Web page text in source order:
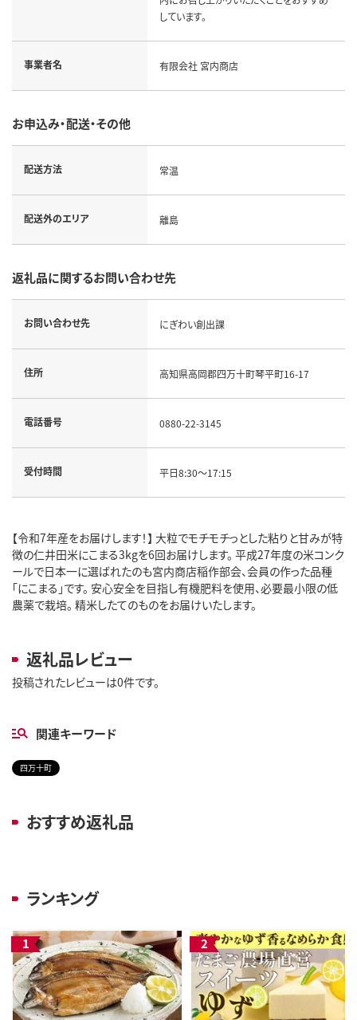
しています。
事業者名 有限会社 宮内商店
お申込み・配送・その他
配送方法 常温
配送外のエリア 離島
返礼品に関するお問い合わせ先
お問い合わせ先 にぎわい創出課
住所 高知県高岡郡四万十町琴平町16-17
電話番号 0880-22-3145
受付時間 平日8:30～17:15
【令和7年産をお届けします！】 大粒でモチモチっとした粘りと甘みが特
徴の仁井田米にこまる3kgを6回お届けします。 平成27年度の米コンク
ールで日本一に選ばれたのも宮内商店稲作部会、会員の作った品種
「にこまる」です。 安心安全を目指し有機肥料を使用、必要最小限の低
農薬で栽培。 精米したてのものをお届けいたします。
返礼品レビュー
投稿されたレビューは0件です。
関連キーワード
四万十町
おすすめ返礼品
ランキング